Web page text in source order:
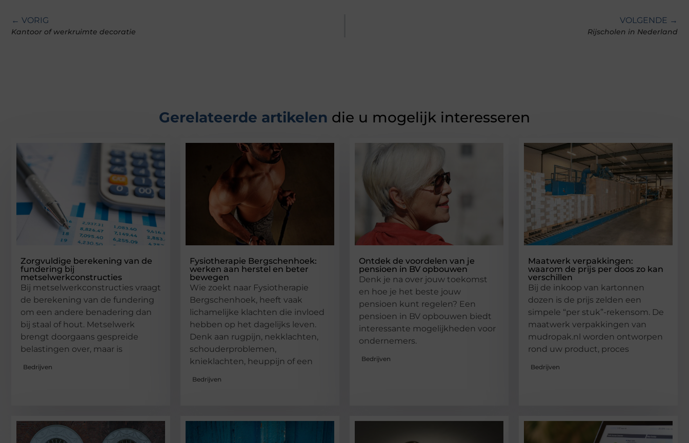
← VORIG
Kantoor of werkruimte decoratie
VOLGENDE →
Rijscholen in Nederland
Gerelateerde artikelen die u mogelijk interesseren
Zorgvuldige berekening van de
fundering bij
metselwerkconstructies
Bij metselwerkconstructies vraagt
de berekening van de fundering
om een andere benadering dan
bij staal of hout. Metselwerk
brengt doorgaans gespreide
belastingen over, maar is
Bedrijven
Fysiotherapie Bergschenhoek:
werken aan herstel en beter
bewegen
Wie zoekt naar Fysiotherapie
Bergschenhoek, heeft vaak
lichamelijke klachten die invloed
hebben op het dagelijks leven.
Denk aan rugpijn, nekklachten,
schouderproblemen,
knieklachten, heuppijn of een
Bedrijven
Ontdek de voordelen van je
pensioen in BV opbouwen
Denk je na over jouw toekomst
en hoe je het beste jouw
pensioen kunt regelen? Een
pensioen in BV opbouwen biedt
interessante mogelijkheden voor
ondernemers.
Bedrijven
Maatwerk verpakkingen:
waarom de prijs per doos zo kan
verschillen
Bij de inkoop van kartonnen
dozen is de prijs zelden een
simpele “per stuk”-rekensom. De
maatwerk verpakkingen van
mudropak.nl worden ontworpen
rond uw product, proces
Bedrijven